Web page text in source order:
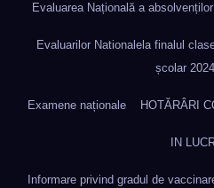
Evaluarea Națională a
Evaluarilor Nationalela finalul
școlar
Examene naționale HOTĂRÂRI
IN
Informare privind gradul de